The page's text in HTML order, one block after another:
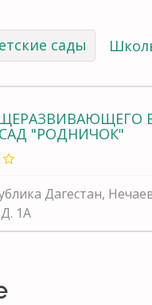
сады
"РОДНИЧОК"
Дагестан,
1А